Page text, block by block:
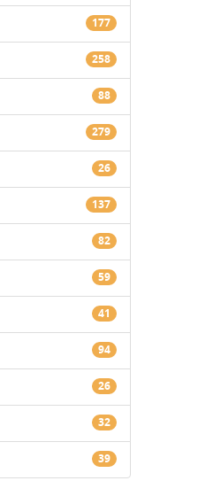
177
258
88
279
26
137
82
59
41
94
26
32
39